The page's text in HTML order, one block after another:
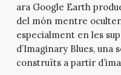
ara Google Earth
del món mentre
especialment en les
d’Imaginary Blues, una
construïts a partir